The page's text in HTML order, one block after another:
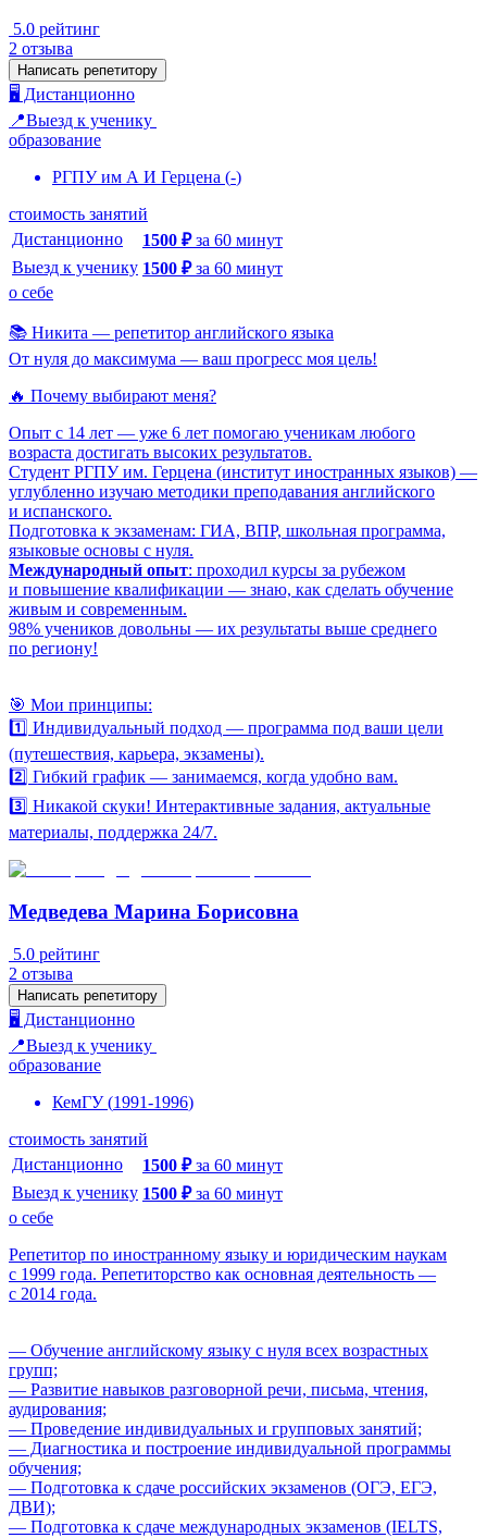
5.0 рейтинг
2 отзыва
Написать репетитору
🖥️ Дистанционно
📍Выезд к ученику
образование
РГПУ им А И Герцена (-)
стоимость занятий
Дистанционно
1500 ₽ за 60 минут
Выезд к ученику 1500 ₽ за 60 минут
о себе
📚 Никита — репетитор английского языка
От нуля до максимума — ваш прогресс моя цель!
🔥 Почему выбирают меня?
Опыт с 14 лет — уже 6 лет помогаю ученикам любого
возраста достигать высоких результатов.
Студент РГПУ им. Герцена (институт иностранных языков) —
углубленно изучаю методики преподавания английского
и испанского.
Подготовка к экзаменам: ГИА, ВПР, школьная программа,
языковые основы с нуля.
Международный опыт: проходил курсы за рубежом
и повышение квалификации — знаю, как сделать обучение
живым и современным.
98% учеников довольны — их результаты выше среднего
по региону!
🎯 Мои принципы:
1️⃣ Индивидуальный подход — программа под ваши цели
(путешествия, карьера, экзамены).
2️⃣ Гибкий график — занимаемся, когда удобно вам.
3️⃣ Никакой скуки! Интерактивные задания, актуальные
материалы, поддержка 24/7.
Медведева Марина Борисовна
5.0 рейтинг
2 отзыва
Написать репетитору
🖥️ Дистанционно
📍Выезд к ученику
образование
КемГУ(1991-1996)
стоимость занятий
Дистанционно
1500 ₽ за 60 минут
Выезд к ученику 1500 ₽ за 60 минут
о себе
Репетитор по иностранному языку и юридическим наукам
с 1999 года. Репетиторство как основная деятельность —
с 2014 года.
— Обучение английскому языку с нуля всех возрастных
групп;
— Развитие навыков разговорной речи, письма, чтения,
аудирования;
— Проведение индивидуальных и групповых занятий;
— Диагностика и построение индивидуальной программы
обучения;
— Подготовка к сдаче российских экзаменов (ОГЭ, ЕГЭ,
ДВИ);
— Подготовка к сдаче международных экзаменов (IELTS,